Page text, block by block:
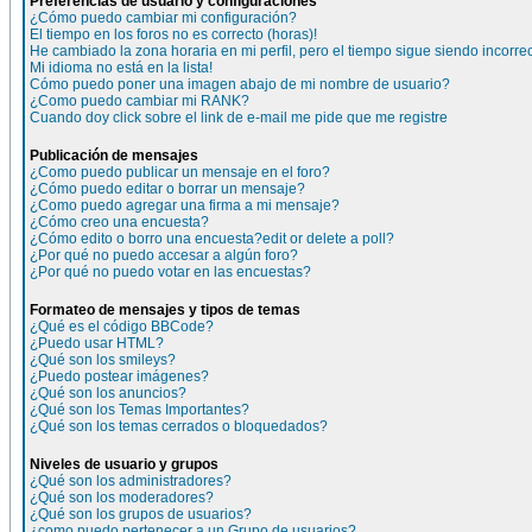
¿Cómo puedo cambiar mi configuración?
El tiempo en los foros no es correcto (horas)!
He cambiado la zona horaria en mi perfil, pero el tiempo sigue siendo
Mi idioma no está en la lista!
Cómo puedo poner una imagen abajo de mi nombre de usuario?
¿Como puedo cambiar mi RANK?
Cuando doy click sobre el link de e-mail me pide que me registre
Publicación de mensajes
¿Como puedo publicar un mensaje en el foro?
¿Cómo puedo editar o borrar un mensaje?
¿Como puedo agregar una firma a mi mensaje?
¿Cómo creo una encuesta?
¿Cómo edito o borro una encuesta?edit or delete a poll?
¿Por qué no puedo accesar a algún foro?
¿Por qué no puedo votar en las encuestas?
Formateo de mensajes y tipos de temas
¿Qué es el código BBCode?
¿Puedo usar HTML?
¿Qué son los smileys?
¿Puedo postear imágenes?
¿Qué son los anuncios?
¿Qué son los Temas Importantes?
¿Qué son los temas cerrados o bloquedados?
Niveles de usuario y grupos
¿Qué son los administradores?
¿Qué son los moderadores?
¿Qué son los grupos de usuarios?